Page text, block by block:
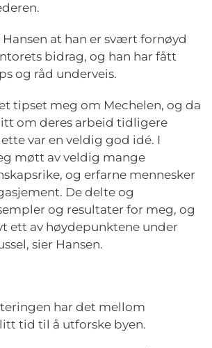
at han er svært fornøyd
bidrag, og han har fått
og råd underveis.
tipset meg om Mechelen, og da
om deres arbeid tidligere
var en veldig god idé. I
møtt av veldig mange
og erfarne mennesker
De delte og
og resultater for meg, og
ett av høydepunktene under
sier Hansen.
har det mellom
tid til å utforske byen.